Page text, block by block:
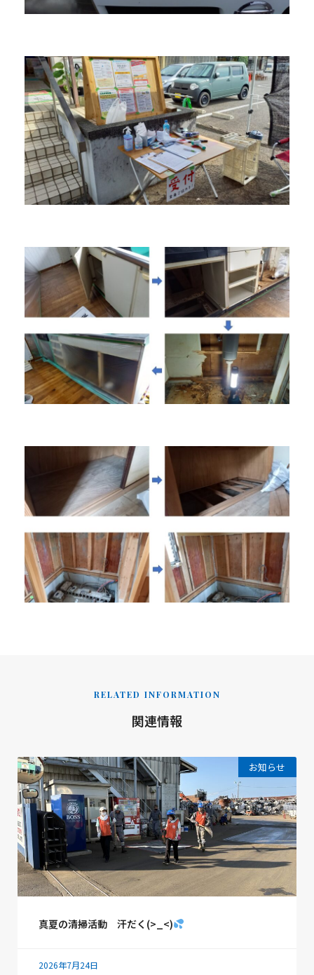
RELATED INFORMATION
関連情報
お知らせ
真夏の清掃活動 汗だく(>_<)
2026年7月24日